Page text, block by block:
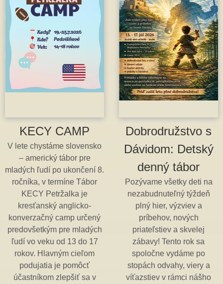
KECY CAMP
V lete chystáme slovensko
– americký tábor pre
mladých ľudí po ukončení 8.
ročníka, v termíne Tábor
KECY Petržalka je
kresťanský anglicko-
konverzačný camp určený
predovšetkým pre mladých
ľudí vo veku od 13 do 17
rokov. Hlavným cieľom
podujatia je pomôcť
účastníkom zlepšiť sa v
Dobrodružstvo s
Dávidom: Detský
denný tábor
Pozývame všetky deti na
nezabudnuteľný týždeň
plný hier, výzviev a
príbehov, nových
priateľstiev a skvelej
zábavy! Tento rok sa
spoločne vydáme po
stopách odvahy, viery a
víťazstiev v rámci nášho